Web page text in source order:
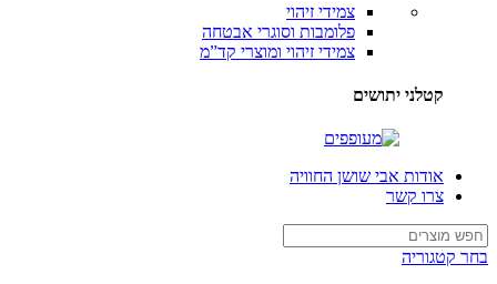
צמידי זיהוי
פלומבות וסוגרי אבטחה
צמידי זיהוי ומוצרי קד”מ
קטלני יתושים
אודות אבי שושן החוויה
צרו קשר
בחר קטגוריה